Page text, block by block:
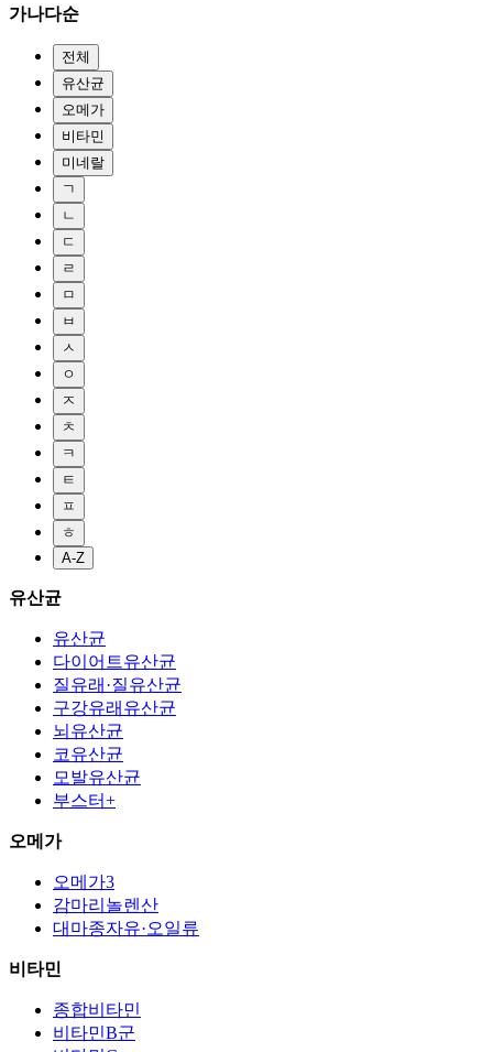
가나다순
전체
유산균
오메가
비타민
미네랄
ㄱ
ㄴ
ㄷ
ㄹ
ㅁ
ㅂ
ㅅ
ㅇ
ㅈ
ㅊ
ㅋ
ㅌ
ㅍ
ㅎ
A-Z
유산균
유산균
다이어트유산균
질유래·질유산균
구강유래유산균
뇌유산균
코유산균
모발유산균
부스터+
오메가
오메가3
감마리놀렌산
대마종자유·오일류
비타민
종합비타민
비타민B군